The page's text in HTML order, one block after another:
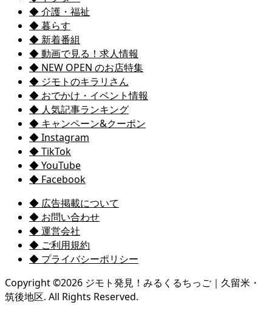
◆ 介護・福祉
◆ 暮らす
◆ 新着番組
◆ 動画で見る！求人情報
◆ NEW OPEN のお店特集
◆ ジモトのキラリさん
◆ おでかけ・イベント情報
◆ 人気記事ランキング
◆ キャンペーン&クーポン
◆ Instagram
◆ TikTok
◆ YouTube
◆ Facebook
◆ 広告掲載について
◆ お問い合わせ
◆ 運営会社
◆ ご利用規約
◆ プライバシーポリシー
Copyright ©2026 ジモト発見！みるくるちっご｜久留米・
筑後地区. All Rights Reserved.